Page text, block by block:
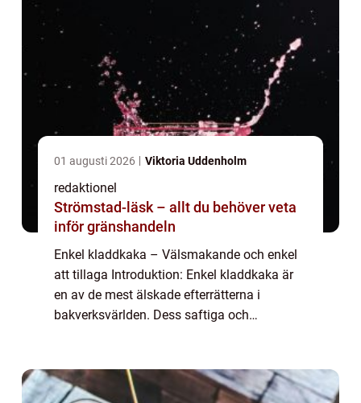
01 augusti 2026 Viktoria Uddenholm
redaktionel
Strömstad-läsk – allt du behöver veta
inför gränshandeln
Enkel kladdkaka – Välsmakande och enkel
att tillaga Introduktion: Enkel kladdkaka är
en av de mest älskade efterrätterna i
bakverksvärlden. Dess saftiga och
ho...